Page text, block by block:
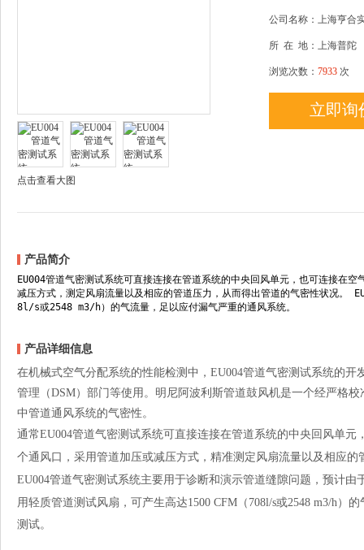
点击查看大图
公司名称：上海亨合
所 在 地：上海普陀
浏览次数： 7933 次
立即询
产品简介
EU004管道气密测试系统可直接连接在管道系统的中央回风单元，也可连接在
减压方式，测定风扇流量以及相应的管道压力，从而得出管道的气密性状况。
8l/s或2548 m3/h）的气流量，足以应付漏气严重的通风系统。
产品详细信息
在机械式空气分配系统的性能检测中，EU004管道气密测试系统的
管理（DSM）部门等使用。明尼阿波利斯管道鼓风机是一个经严格
中管道通风系统的气密性。
通常EU004管道气密测试系统可直接连接在管道系统的中央回风单
个通风口，采用管道加压或减压方式，精准测定风扇流量以及相应
EU004管道气密测试系统主要用于诊断和演示管道缝隙问题，预计
用轻质管道测试风扇，可产生高达1500 CFM（708l/s或2548 m3/h）
测试。